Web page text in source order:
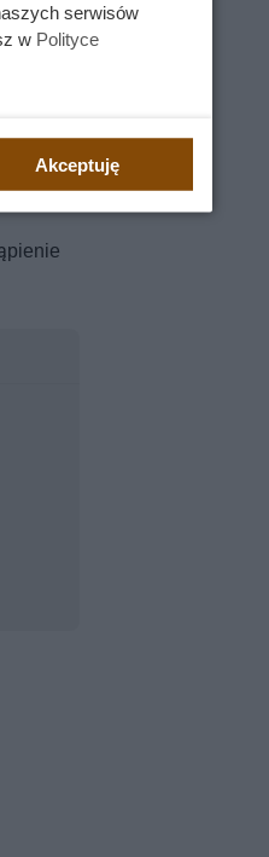
i
serwisów
w Polityce
Akceptuję